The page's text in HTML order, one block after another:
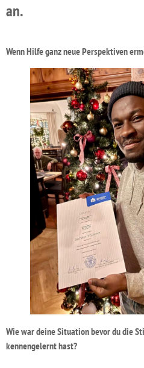
an.
Wenn Hilfe ganz neue Perspektiven
Wie war deine Situation bevor du die
kennengelernt hast?